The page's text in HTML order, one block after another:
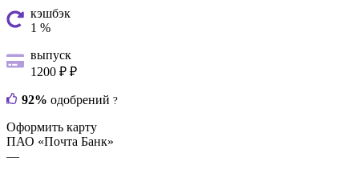
кэшбэк
1 %
выпуск
1200 ₽ ₽
92% одобрений ?
Оформить карту
ПАО «Почта Банк»
—